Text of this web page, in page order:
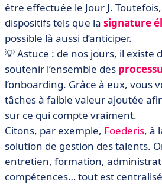
être effectuée le Jour J.
dispositifs tels que la signature
possible là aussi d’anticiper.
💡 Astuce : de nos jours, il existe
soutenir l’ensemble des
l’onboarding. Grâce à eux, vous
tâches à faible valeur ajoutée
sur ce qui compte vraiment.
Citons, par exemple, Foederis, à
solution de gestion des talents.
entretien, formation,
compétences… tout est